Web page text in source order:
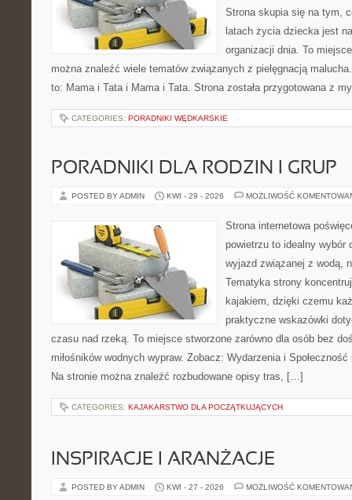
Strona skupia się na tym,
latach życia dziecka jest
organizacji dnia. To
można znaleźć wiele tematów związanych z pielęgnacją
to: Mama i Tata i Mama i Tata. Strona została przygotowana z
CATEGORIES: PORADNIKI WĘDKARSKIE
PORADNIKI DLA RODZIN I GRUP
POSTED BY ADMIN KWI - 29 - 2026 MOŻLIWOŚĆ
Strona internetowa
powietrzu to idealny wybór
wyjazd związanej z wodą,
Tematyka strony
kajakiem, dzięki czemu
praktyczne wskazówki
czasu nad rzeką. To miejsce stworzone zarówno dla osób bez
miłośników wodnych wypraw. Zobacz: Wydarzenia i
Na stronie można znaleźć rozbudowane opisy tras, […]
CATEGORIES: KAJAKARSTWO DLA POCZĄTKUJĄCYCH
INSPIRACJE I ARANŻACJE
POSTED BY ADMIN KWI - 27 - 2026 MOŻLIWOŚĆ